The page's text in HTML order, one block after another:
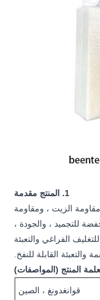
1. المنتج مقدمة
الزيت ، ومقاومة
للتجميد ، والجودة ،
الفراغي والتعبئة
والتعبئة القابلة للنفخ.
قوانغدونغ ، الصين